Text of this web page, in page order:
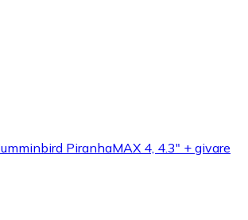
PiranhaMAX 4, 4.3" + givare